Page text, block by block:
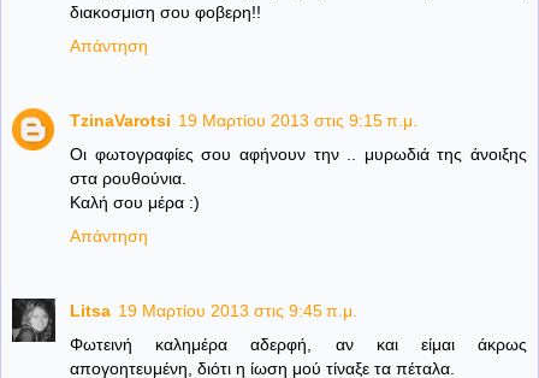
διακοσμιση σου φοβερη!!
Απάντηση
TzinaVarotsi 19 Μαρτίου 2013 στις 9:15 π.μ.
Oι φωτογραφίες σου αφήνουν την .. μυρωδιά της άνοιξης
στα ρουθούνια.
Καλή σου μέρα :)
Απάντηση
Litsa 19 Μαρτίου 2013 στις 9:45 π.μ.
Φωτεινή καλημέρα αδερφή, αν και είμαι άκρως
απογοητευμένη, διότι η ίωση μού τίναξε τα πέταλα.